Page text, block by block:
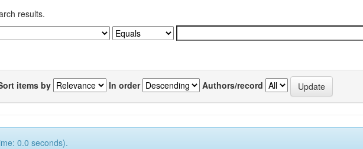
results.
items by In order Authors/record
0.0 seconds).